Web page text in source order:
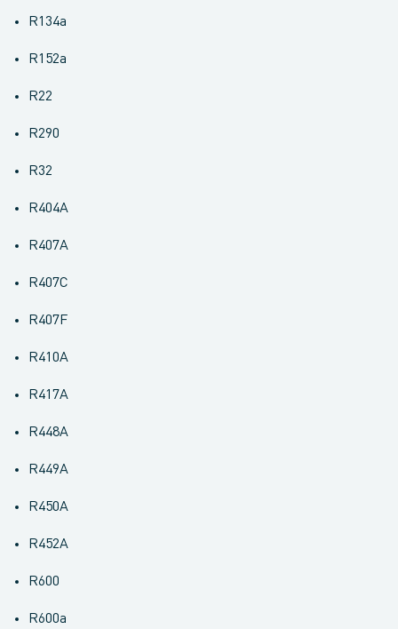
R134a
R152a
R22
R290
R32
R404A
R407A
R407C
R407F
R410A
R417A
R448A
R449A
R450A
R452A
R600
R600a